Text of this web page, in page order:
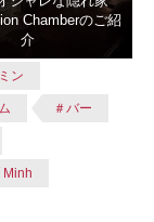
Chamberのご紹
介
ン
＃バー
Minh